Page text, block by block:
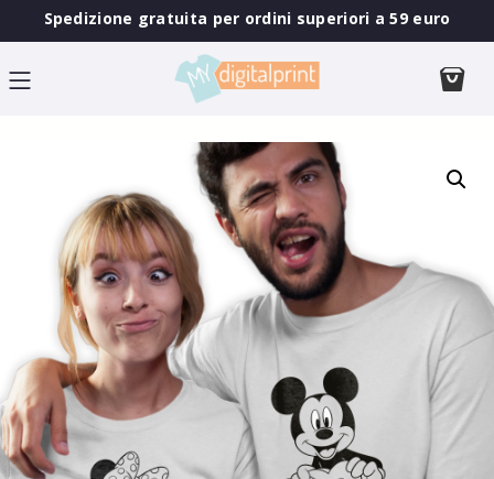
Spedizione gratuita per ordini superiori a 59 euro